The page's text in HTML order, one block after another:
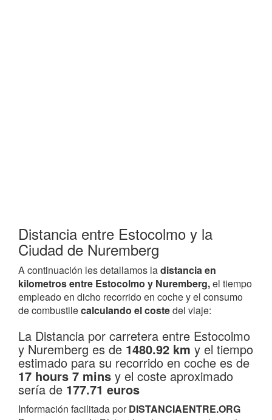
Distancia entre Estocolmo y la
Ciudad de Nuremberg
A continuación les detallamos ladistancia en
kilometros entre Estocolmo y Nuremberg,el tiempo
empleado en dicho recorrido en coche y el consumo
de combustilecalculando el costedel viaje:
La Distancia por carretera entre Estocolmo
y Nuremberg es de 1480.92 km y el tiempo
estimado para su recorrido en coche es de
17 hours 7 mins y el coste aproximado
sería de 177.71 euros
Información facilitada porDISTANCIAENTRE.ORG